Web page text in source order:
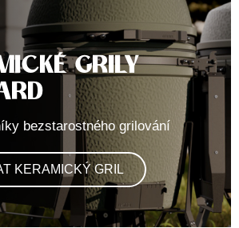
GRILY
bezstarostného grilování
KERAMICKÝ GRIL